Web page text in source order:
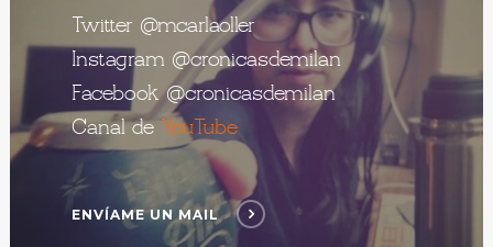
Twitter @mcarlaoller
Instagram @cronicasdemilan
Facebook@cronicasdemilan
Canal de YouTube
ENVÍAME UN MAIL